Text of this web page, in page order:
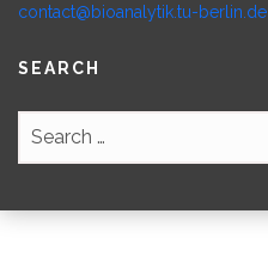
contact@bioanalytik.tu-berlin.de
SEARCH